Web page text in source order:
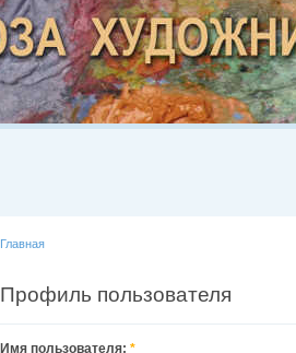
Главная
Профиль пользователя
Имя пользователя: *